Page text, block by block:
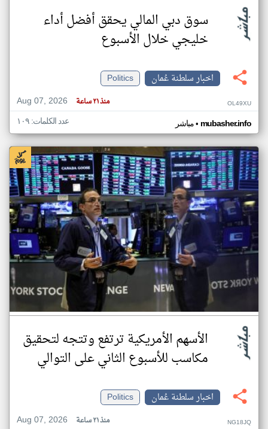
سوق دبي المالي يحقق أفضل أداء
خليجي خلال الأسبوع
اخبار سلطنة عُمان
Politics
Aug 07, 2026
منذ ٢١ ساعة OL49XU
مباشر• mubasher.info عدد الكلمات: ١٠٩
الأسهم الأمريكية ترتفع وتتجه لتحقيق
مكاسب للأسبوع الثاني على التوالي
اخبار سلطنة عُمان
Politics
Aug 07, 2026
منذ ٢١ ساعة NG18JQ